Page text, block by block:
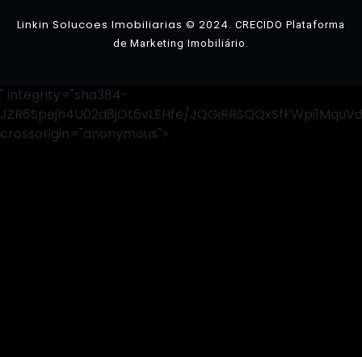
Linkin Solucoes Imobiliarias © 2024. CRECIDO Plataforma
de Marketing Imobiliário .
" integrity="sha384-
JZR6Spejh4U02d8jOt6vLEHfe/
crossorigin="anonymous">